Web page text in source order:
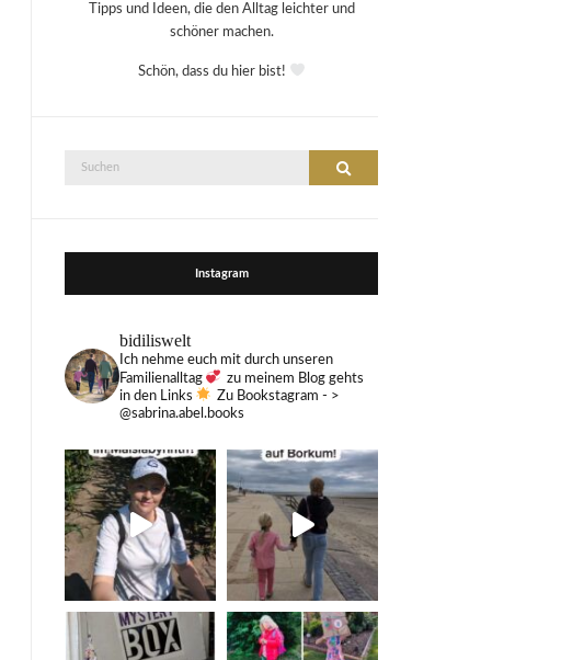
Tipps und Ideen, die den Alltag leichter und
schöner machen.
Schön, dass du hier bist!
Suche
Instagram
bidiliswelt
Ich nehme euch mit durch unseren
Familienalltag
zu meinem Blog gehts
in den Links
Zu Bookstagram - >
@sabrina.abel.books